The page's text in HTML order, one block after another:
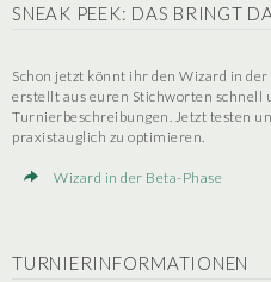
SNEAK PEEK: DAS BRINGT
Schon jetzt könnt ihr den Wizard in
erstellt aus euren Stichworten schnell
Turnierbeschreibungen. Jetzt testen
praxistauglich zu optimieren.
Wizard in der Beta-Phase
TURNIERINFORMATIONEN